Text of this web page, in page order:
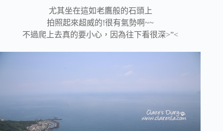
尤其坐在這如老鷹般的石頭上
拍照起來超威的!很有氣勢啊~~
不過爬上去真的要小心，因為往下看很深>”<